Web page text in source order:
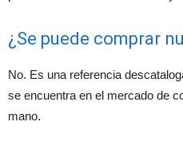
¿Se puede comprar
No. Es una referencia
se encuentra en el mercado de
mano.